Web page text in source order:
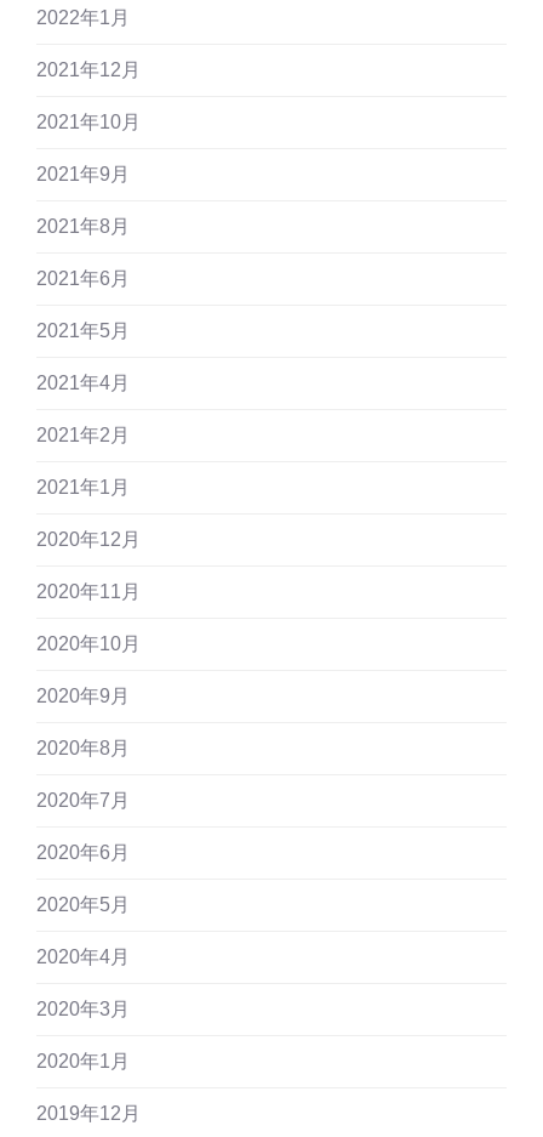
2022年1月
2021年12月
2021年10月
2021年9月
2021年8月
2021年6月
2021年5月
2021年4月
2021年2月
2021年1月
2020年12月
2020年11月
2020年10月
2020年9月
2020年8月
2020年7月
2020年6月
2020年5月
2020年4月
2020年3月
2020年1月
2019年12月